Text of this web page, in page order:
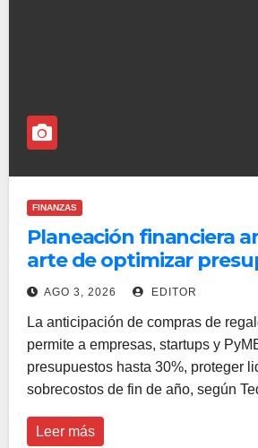
FINANZAS
Planeación financiera
arte de optimizar
corporativos hasta 30%
AGO 3, 2026 EDITOR
La anticipación de compras de
permite a empresas, startups y
presupuestos hasta 30%, proteger
sobrecostos de fin de año, según
Leer más